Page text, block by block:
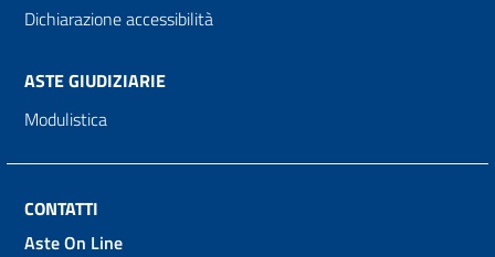
Dichiarazione accessibilità
ASTE GIUDIZIARIE
Modulistica
CONTATTI
Aste On Line